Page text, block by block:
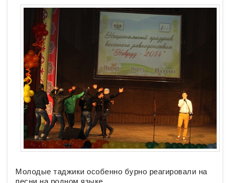
Молодые таджики особенно бурно реагировали на
песни на родном языке